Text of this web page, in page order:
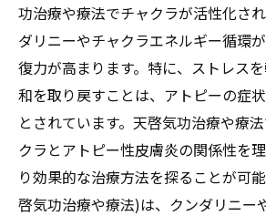
功治療や療法でチャクラが活性化さ
ダリニーやチャクラエネルギー循環
復力が高まります。特に、ストレス
和を取り戻すことは、アトピーの症
とされています。天啓気功治療や療
クラとアトピー性皮膚炎の関係性を
り効果的な治療方法を探ることが可
啓気功治療や療法)は、クンダリニー